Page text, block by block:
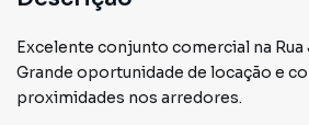
Elevador
Circuito Interno TV
Excelente conjunto comercial na Rua
Grande oportunidade de locação e
proximidades nos arredores.